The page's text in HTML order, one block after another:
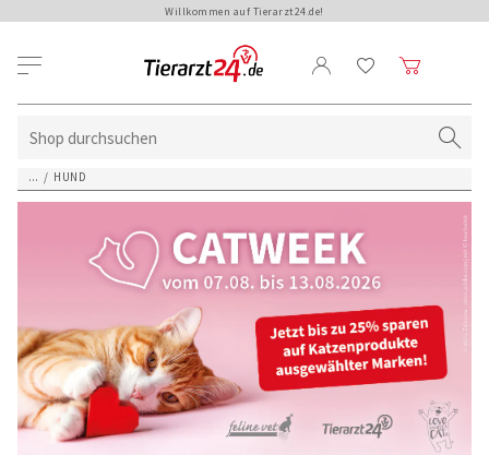
Willkommen auf Tierarzt24.de!
... / HUND